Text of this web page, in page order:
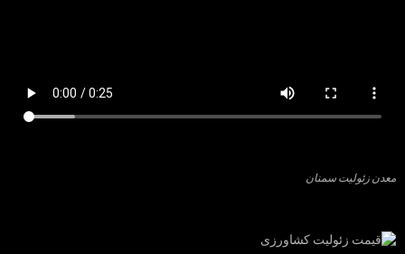
معدن زئولیت سمنان